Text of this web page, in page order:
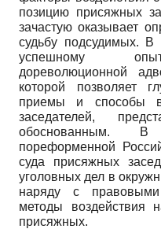
позицию присяжных
зачастую оказывает
судьбу подсудимых. В
успешному
дореволюционной
которой позволяет
приемы и способы
заседателей,
обоснованным. В
пореформенной
суда присяжных
уголовных дел в
наряду с правовыми
методы воздействия
присяжных.